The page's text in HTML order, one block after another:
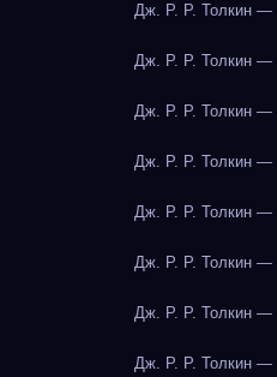
Дж. Р. Р. Толкин —
Дж. Р. Р. Толкин —
Дж. Р. Р. Толкин —
Дж. Р. Р. Толкин —
Дж. Р. Р. Толкин —
Дж. Р. Р. Толкин —
Дж. Р. Р. Толкин —
Дж. Р. Р. Толкин —